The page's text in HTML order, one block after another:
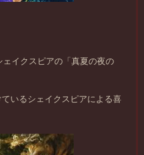
イクスピアの「真夏の夜の
いるシェイクスピアによる喜